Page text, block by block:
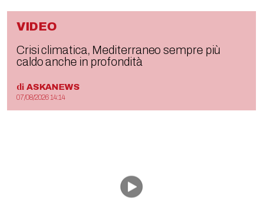
VIDEO
Crisi climatica, Mediterraneo sempre più
caldo anche in profondità
di ASKANEWS
07/08/2026 14:14